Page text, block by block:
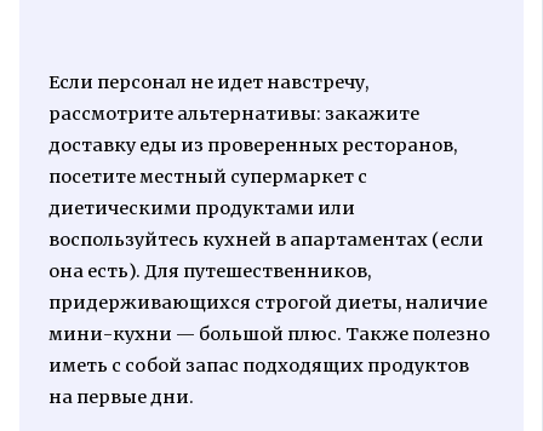
Если персонал не идет навстречу,
рассмотрите альтернативы: закажите
доставку еды из проверенных ресторанов,
посетите местный супермаркет с
диетическими продуктами или
воспользуйтесь кухней в апартаментах (если
она есть). Для путешественников,
придерживающихся строгой диеты, наличие
мини-кухни — большой плюс. Также полезно
иметь с собой запас подходящих продуктов
на первые дни.